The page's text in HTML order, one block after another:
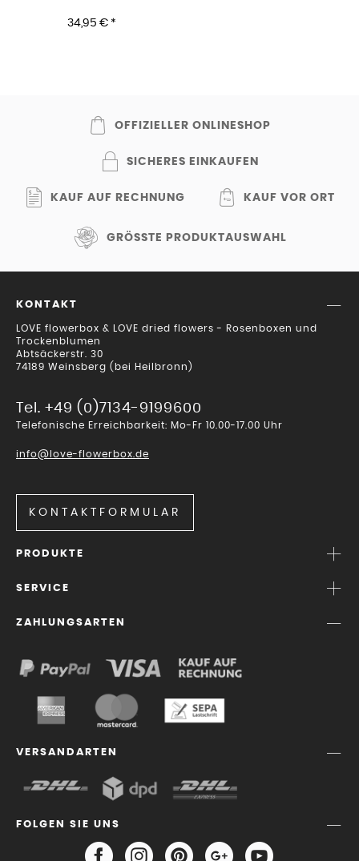
white gold
34,95 € *
OFFIZIELLER ONLINESHOP
SICHERES EINKAUFEN
KAUF AUF RECHNUNG KAUF VOR ORT
GRÖSSTE PRODUKTAUSWAHL
KONTAKT
LOVE flowerbox & LOVE dried flowers - Rosenboxen und
Trockenblumen
Abtsäckerstr. 30
74189 Weinsberg (bei Heilbronn)
Tel. +49 (0)7134-9199600
Telefonische Erreichbarkeit: Mo-Fr 10.00-17.00 Uhr
info@love-flowerbox.de
KONTAKTFORMULAR
PRODUKTE
SERVICE
ZAHLUNGSARTEN
VERSANDARTEN
FOLGEN SIE UNS